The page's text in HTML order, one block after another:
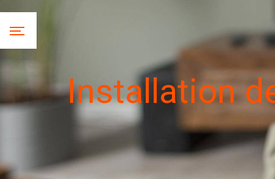
Installation